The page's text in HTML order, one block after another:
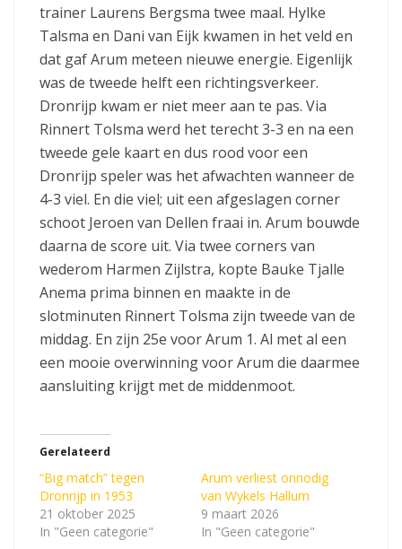
trainer Laurens Bergsma twee maal. Hylke
Talsma en Dani van Eijk kwamen in het veld en
dat gaf Arum meteen nieuwe energie. Eigenlijk
was de tweede helft een richtingsverkeer.
Dronrijp kwam er niet meer aan te pas. Via
Rinnert Tolsma werd het terecht 3-3 en na een
tweede gele kaart en dus rood voor een
Dronrijp speler was het afwachten wanneer de
4-3 viel. En die viel; uit een afgeslagen corner
schoot Jeroen van Dellen fraai in. Arum bouwde
daarna de score uit. Via twee corners van
wederom Harmen Zijlstra, kopte Bauke Tjalle
Anema prima binnen en maakte in de
slotminuten Rinnert Tolsma zijn tweede van de
middag. En zijn 25e voor Arum 1. Al met al een
een mooie overwinning voor Arum die daarmee
aansluiting krijgt met de middenmoot.
Gerelateerd
“Big match” tegen
Dronrijp in 1953
21 oktober 2025
In "Geen categorie"
Arum verliest onnodig
van Wykels Hallum
9 maart 2026
In "Geen categorie"